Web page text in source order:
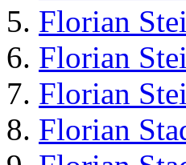
Florian
Florian
Florian
Florian